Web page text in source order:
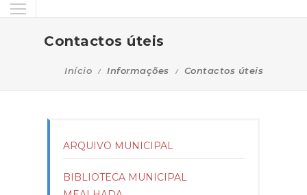
Contactos úteis
Início Informações Contactos úteis
ARQUIVO MUNICIPAL
BIBLIOTECA MUNICIPAL